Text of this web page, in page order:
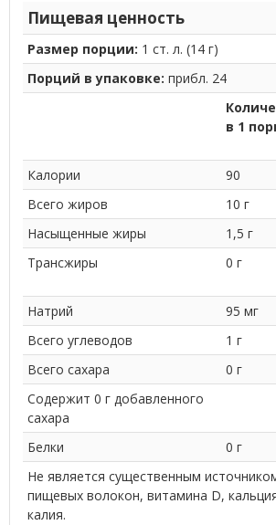
Пищевая ценность
Размер порции: 1 ст. л. (14 г)
Порций в упаковке: прибл. 24
в 1
Калории
90
Всего жиров
10 г
Насыщенные жиры
1,5 г
Трансжиры
0 г
Натрий 95 мг
Всего углеводов
1 г
Всего сахара
0 г
Содержит 0 г добавленного
сахара
Белки
0 г
Не является существенным
пищевых волокон, витамина D,
калия.